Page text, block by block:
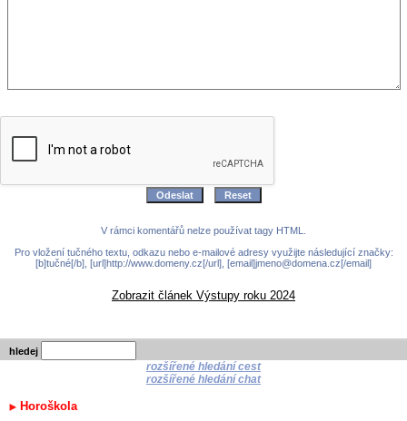
V rámci komentářů nelze používat tagy HTML.
Pro vložení tučného textu, odkazu nebo e-mailové adresy využijte následující značky:
[b]tučné[/b], [url]http://www.domeny.cz[/url], [email]jmeno@domena.cz[/email]
Zobrazit článek Výstupy roku 2024
hledej
rozšířené hledání cest
rozšířené hledání chat
Horoškola